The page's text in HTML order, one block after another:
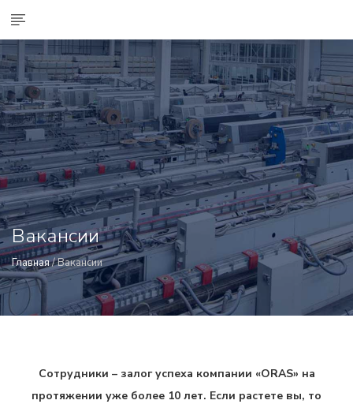
Вакансии
Главная/ Вакансии
Сотрудники – залог успеха компании «ORAS» на
протяжении уже более 10 лет. Если растете вы, то